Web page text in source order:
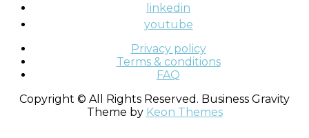
linkedin
youtube
Privacy policy
Terms & conditions
FAQ
Copyright © All Rights Reserved. Business Gravity
Theme by Keon Themes